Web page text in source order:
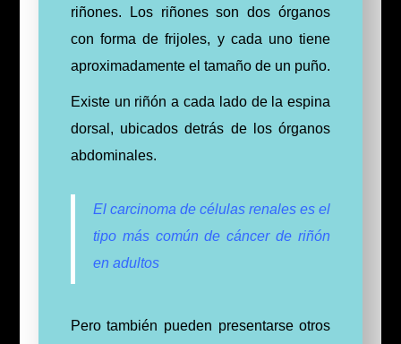
riñones.
Los riñones son dos órganos
con forma de frijoles, y cada uno tiene
aproximadamente el tamaño de un puño.
Existe un riñón a cada lado de la espina
dorsal, ubicados detrás de los órganos
abdominales.
El carcinoma de células renales es el
tipo más común de cáncer de riñón
en adultos
Pero también pueden presentarse otros